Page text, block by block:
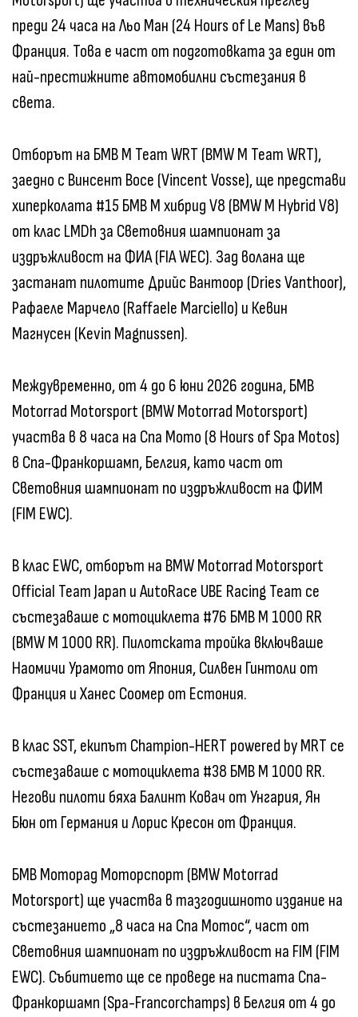
преди 24 часа на Льо Ман (24 Hours of Le Mans) във
Франция. Това е част от подготовката за един от
най-престижните автомобилни състезания в
света.
Отборът на БМВ M Team WRT (BMW M Team WRT),
заедно с Винсент Восе (Vincent Vosse), ще представи
хиперколата #15 БМВ M хибрид V8 (BMW M Hybrid V8)
от клас LMDh за Световния шампионат за
издръжливост на ФИА (FIA WEC). Зад волана ще
застанат пилотите Дрийс Вантоор (Dries Vanthoor),
Рафаеле Марчело (Raffaele Marciello) и Кевин
Магнусен (Kevin Magnussen).
Междувременно, от 4 до 6 юни 2026 година, БМВ
Motorrad Motorsport (BMW Motorrad Motorsport)
участва в 8 часа на Спа Мото (8 Hours of Spa Motos)
в Спа-Франкоршамп, Белгия, като част от
Световния шампионат по издръжливост на ФИМ
(FIM EWC).
В клас EWC, отборът на BMW Motorrad Motorsport
Official Team Japan и AutoRace UBE Racing Team се
състезаваше с мотоциклета #76 БМВ M 1000 RR
(BMW M 1000 RR). Пилотската тройка включваше
Наомичи Урамото от Япония, Силвен Гинтоли от
Франция и Ханес Соомер от Естония.
В клас SST, екипът Champion-HERT powered by MRT се
състезаваше с мотоциклета #38 БМВ M 1000 RR.
Негови пилоти бяха Балинт Ковач от Унгария, Ян
Бюн от Германия и Лорис Кресон от Франция.
БМВ Моторад Моторспорт (BMW Motorrad
Motorsport) ще участва в тазгодишното издание на
състезанието „8 часа на Спа Мотос“, част от
Световния шампионат по издръжливост на FIM (FIM
EWC). Събитието ще се проведе на пистата Спа-
Франкоршамп (Spa-Francorchamps) в Белгия от 4 до